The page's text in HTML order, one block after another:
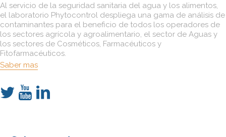
Al servicio de la seguridad sanitaria del agua y los alimentos,
el laboratorio Phytocontrol despliega una gama de análisis de
contaminantes para el beneficio de todos los operadores de
los sectores agrícola y agroalimentario, el sector de Aguas y
los sectores de Cosméticos, Farmacéuticos y
Fitofarmacéuticos.
Saber mas